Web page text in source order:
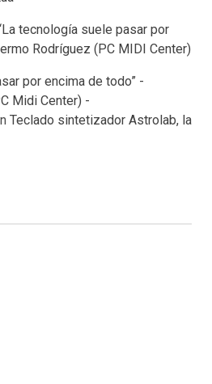
tecnología suele pasar por
Rodríguez (PC MIDI Center)
por encima de todo” -
Midi Center) -
Teclado sintetizador Astrolab, la